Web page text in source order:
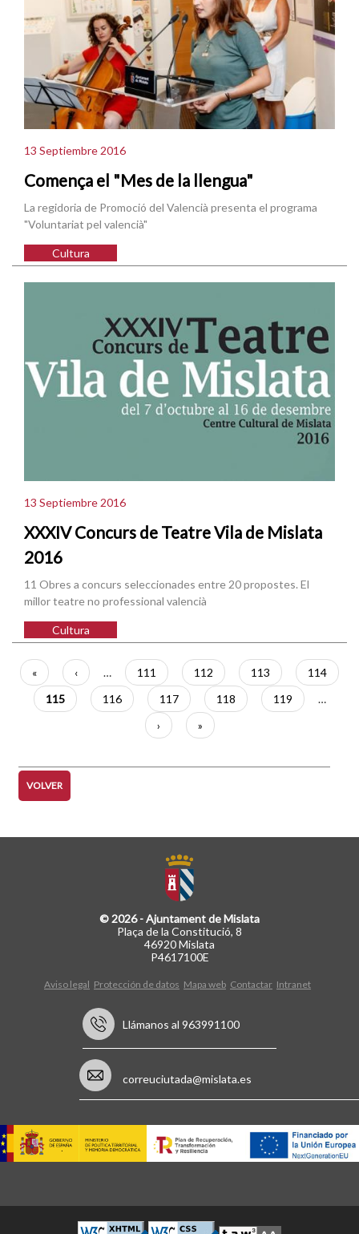
13 Septiembre 2016
Comença el "Mes de la llengua"
La regidoria de Promoció del Valencià presenta el programa
"Voluntariat pel valencià"
Cultura
13 Septiembre 2016
XXXIV Concurs de Teatre Vila de Mislata
2016
11 Obres a concurs seleccionades entre 20 propostes. El
millor teatre no professional valencià
Cultura
Paginación
Primera
página
«
Página
anterior
‹ … Página
111 Página
112 Página
113 Página
114
Página
actual
115 Página
116 Página
117 Página
118 Página
119
…
Siguiente
página
›
Última
página
»
VOLVER
© 2026 - Ajuntament de Mislata
Plaça de la Constitució, 8
46920 Mislata
P4617100E
Aviso legal Protección de datos Mapa web Contactar Intranet
Llámanos al 963991100
correuciutada@mislata.es